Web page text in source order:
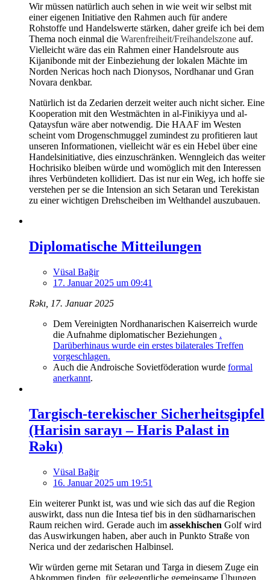
Wir müssen natürlich auch sehen in wie weit wir selbst mit
einer eigenen Initiative den Rahmen auch für andere
Rohstoffe und Handelswerte stärken, daher greife ich bei dem
Thema noch einmal die Warenfreiheit/Freihandelszone auf.
Vielleicht wäre das ein Rahmen einer Handelsroute aus
Kijanibonde mit der Einbeziehung der lokalen Mächte im
Norden Nericas hoch nach Dionysos, Nordhanar und Gran
Novara denkbar.
Natürlich ist da Zedarien derzeit weiter auch nicht sicher. Eine
Kooperation mit den Westmächten in al-Finikiyya und al-
Qataysfun wäre aber notwendig. Die HAAF im Westen
scheint vom Drogenschmuggel zumindest zu profitieren laut
unseren Informationen, vielleicht wär es ein Hebel über eine
Handelsinitiative, dies einzuschränken. Wenngleich das weiter
Hochrisiko bleiben würde und womöglich mit den Interessen
ihres Verbündeten kollidiert. Das ist nur ein Weg, ich hoffe sie
verstehen per se die Intension an sich Setaran und Terekistan
zu einer wichtigen Drehscheiben im Welthandel auszubauen.
Diplomatische Mitteilungen
Vüsal Bağir
17. Januar 2025 um 09:41
Rəkı, 17. Januar 2025
Dem Vereinigten Nordhanarischen Kaiserreich wurde
die Aufnahme diplomatischer Beziehungen .
Darüberhinaus wurde ein erstes bilaterales Treffen
vorgeschlagen.
Auch die Androische Sovietföderation wurde formal
anerkannt.
Targisch-terekischer Sicherheitsgipfel
(Harisin sarayı – Haris Palast in
Rəkı)
Vüsal Bağir
16. Januar 2025 um 19:51
Ein weiterer Punkt ist, was und wie sich das auf die Region
auswirkt, dass nun die Intesa tief bis in den südharnarischen
Raum reichen wird. Gerade auch im assekhischen Golf wird
das Auswirkungen haben, aber auch in Punkto Straße von
Nerica und der zedarischen Halbinsel.
Wir würden gerne mit Setaran und Targa in diesem Zuge ein